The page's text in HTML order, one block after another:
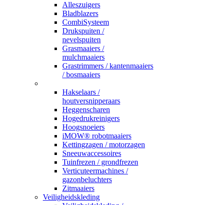
Alleszuigers
Bladblazers
CombiSysteem
Drukspuiten /
nevelspuiten
Grasmaaiers /
mulchmaaiers
Grastrimmers / kantenmaaiers
/ bosmaaiers
Hakselaars /
houtversnipperaars
Heggenscharen
Hogedrukreinigers
Hoogsnoeiers
iMOW® robotmaaiers
Kettingzagen / motorzagen
Sneeuwaccessoires
Tuinfrezen / grondfrezen
Verticuteermachines /
gazonbeluchters
Zitmaaiers
Veiligheidskleding